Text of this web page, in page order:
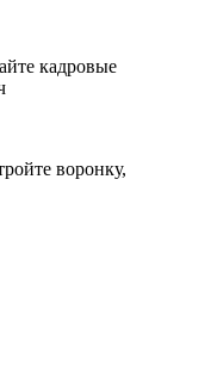
кадровые
воронку,